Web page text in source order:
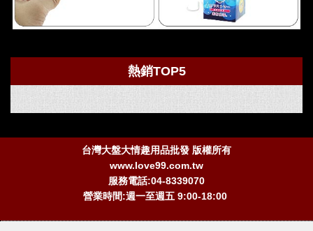
熱銷TOP5
台灣大盤大情趣用品批發 版權所有
www.love99.com.tw
服務電話:04-8339070
營業時間:週一至週五 9:00-18:00